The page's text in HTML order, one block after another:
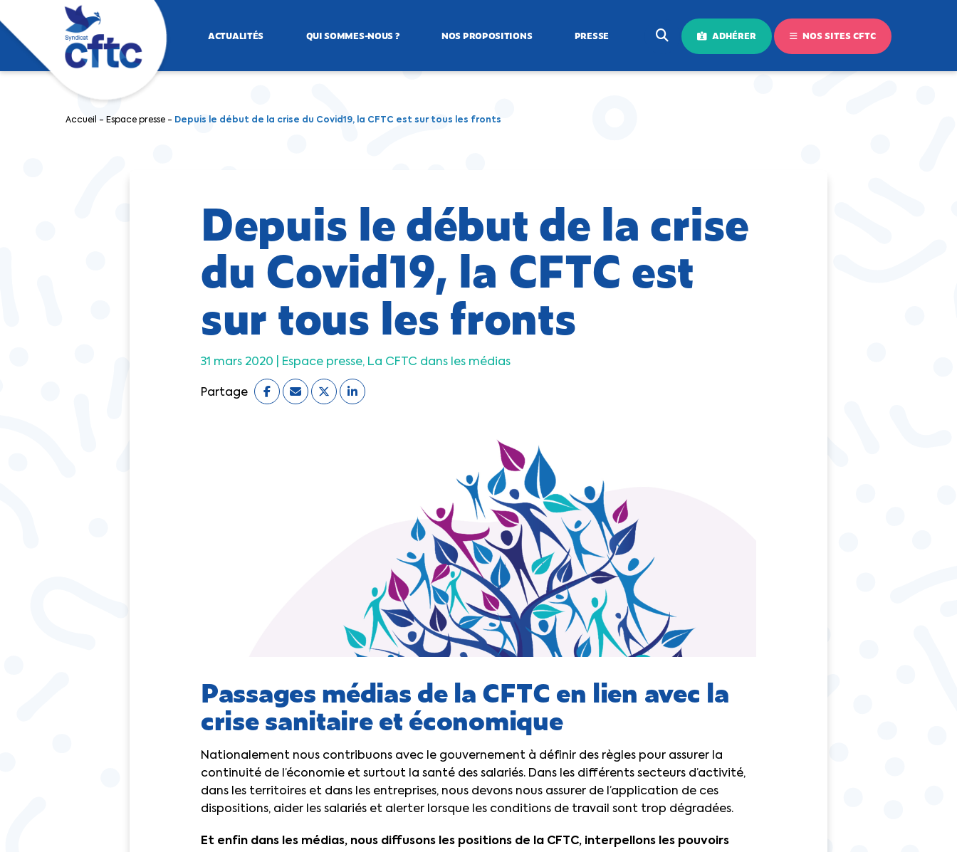
ACTUALITÉS QUI SOMMES-NOUS ? NOS PROPOSITIONS PRESSE ADHÉRER NOS SITES CFTC
Accueil - Espace presse - Depuis le début de la crise du Covid19, la CFTC est sur tous les fronts
Depuis le début de la crise
du Covid19, la CFTC est
sur tous les fronts
31 mars 2020 | Espace presse La CFTC dans les médias
Partage
Passages médias de la CFTC en lien avec la
crise sanitaire et économique
Nationalement nous contribuons avec le gouvernement à définir des règles pour assurer la
continuité de l’économie et surtout la santé des salariés. Dans les différents secteurs d’activité,
dans les territoires et dans les entreprises, nous devons nous assurer de l’application de ces
dispositions, aider les salariés et alerter lorsque les conditions de travail sont trop dégradées.
Et enfin dans les médias, nous diffusons les positions de la CFTC, interpellons les pouvoirs